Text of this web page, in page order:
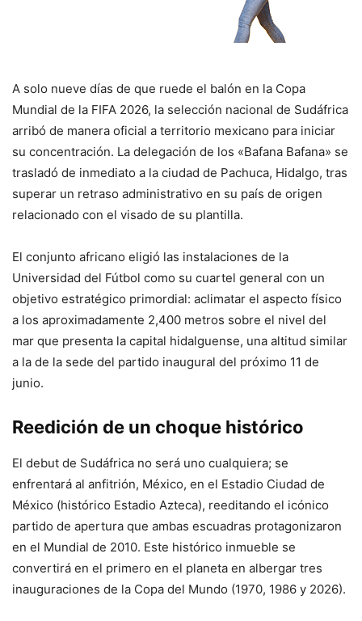
A solo nueve días de que ruede el balón en la Copa
Mundial de la FIFA 2026, la selección nacional de Sudáfrica
arribó de manera oficial a territorio mexicano para iniciar
su concentración. La delegación de los «Bafana Bafana» se
trasladó de inmediato a la ciudad de Pachuca, Hidalgo, tras
superar un retraso administrativo en su país de origen
relacionado con el visado de su plantilla.
El conjunto africano eligió las instalaciones de la
Universidad del Fútbol como su cuartel general con un
objetivo estratégico primordial: aclimatar el aspecto físico
a los aproximadamente 2,400 metros sobre el nivel del
mar que presenta la capital hidalguense, una altitud similar
a la de la sede del partido inaugural del próximo 11 de
junio.
Reedición de un choque histórico
El debut de Sudáfrica no será uno cualquiera; se
enfrentará al anfitrión, México, en el Estadio Ciudad de
México (histórico Estadio Azteca), reeditando el icónico
partido de apertura que ambas escuadras protagonizaron
en el Mundial de 2010. Este histórico inmueble se
convertirá en el primero en el planeta en albergar tres
inauguraciones de la Copa del Mundo (1970, 1986 y 2026).